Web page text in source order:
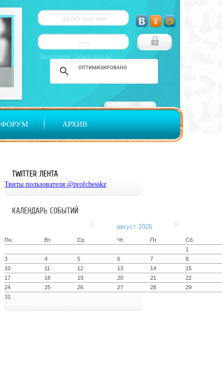
ФОРУМ АРХИВ
Регистрация | Забыли пароль?
TWITTER ЛЕНТА
Твиты пользователя @profchesskz
КАЛЕНДАРЬ СОБЫТИЙ
август 2026
Пн. Вт. Ср. Чт. Пт.
Сб.
1
3
4 5 6 7
8
10
11 12 13 14
15
17
18 19 20 21
22
24
25 26 27 28
29
31